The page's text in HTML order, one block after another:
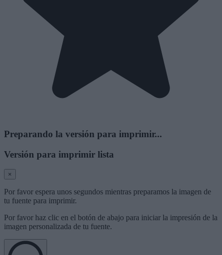
Preparando la versión para imprimir...
Versión para imprimir lista
×
Por favor espera unos segundos mientras preparamos la imagen de
tu fuente para imprimir.
Por favor haz clic en el botón de abajo para iniciar la impresión de la
imagen personalizada de tu fuente.